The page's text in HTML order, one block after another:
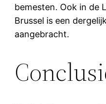
bemesten. Ook in de
Brussel is een
aangebracht.